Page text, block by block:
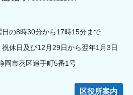
の8時30分から17時15分まで
休日及び12月29日から翌年1月3日
市葵区追手町5番1号
区役所案内